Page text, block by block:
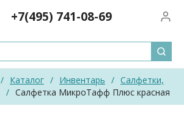
+7(495) 741-08-69
/ Каталог / Инвентарь / Салфетки,
/ Салфетка МикроТафф Плюс красная